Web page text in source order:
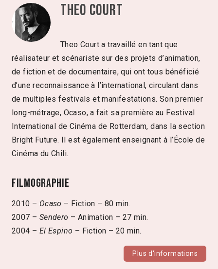
Theo Court
Theo Court a travaillé en tant que
réalisateur et scénariste sur des projets d’animation,
de fiction et de documentaire, qui ont tous bénéficié
d’une reconnaissance à l’international, circulant dans
de multiples festivals et manifestations. Son premier
long-métrage, Ocaso, a fait sa première au Festival
International de Cinéma de Rotterdam, dans la section
Bright Future. Il est également enseignant à l’École de
Cinéma du Chili.
Filmographie
2010 – Ocaso – Fiction – 80 min.
2007 – Sendero – Animation – 27 min.
2004 – El Espino – Fiction – 20 min.
Plus d'informations